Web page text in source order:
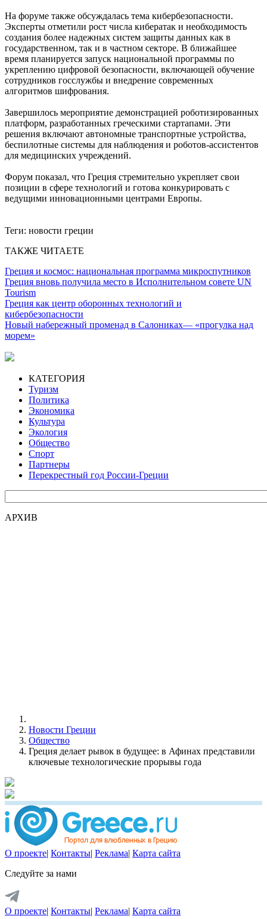
На форуме также обсуждалась тема кибербезопасности.
Эксперты отметили рост числа кибератак и необходимость
создания более надежных систем защиты данных как в
государственном, так и в частном секторе. В ближайшее
время планируется запуск национальной программы по
укреплению цифровой безопасности, включающей обучение
сотрудников госслужбы и внедрение современных
алгоритмов шифрования.
Завершилось мероприятие демонстрацией роботизированных
платформ, разработанных греческими стартапами. Эти
решения включают автономные транспортные устройства,
беспилотные системы для наблюдения и роботов-ассистентов
для медицинских учреждений.
Форум показал, что Греция стремительно укрепляет свои
позиции в сфере технологий и готова конкурировать с
ведущими инновационными центрами Европы.
Теги: новости греции
ТАКЖЕ ЧИТАЕТЕ
Греция и космос: национальная программа микроспутников
Греция вновь получила место в Исполнительном совете UN
Tourism
Греция как центр оборонных технологий и
кибербезопасности
Новый набережный променад в Салониках— «прогулка над
морем»
КАТЕГОРИЯ
Туризм
Политика
Экономика
Культура
Экология
Общество
Спорт
Партнеры
Перекрестный год России-Греции
АРХИВ
Новости Греции
Общество
Греция делает рывок в будущее: в Афинах представили
ключевые технологические прорывы года
О проекте| Контакты| Реклама| Карта сайта
Следуйте за нами
О проекте| Контакты| Реклама| Карта сайта